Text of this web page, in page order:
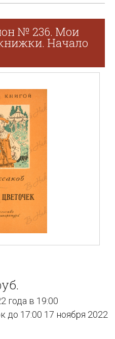
№ 236. Мои
Начало
года в 19:00
до 17:00 17 ноября 2022